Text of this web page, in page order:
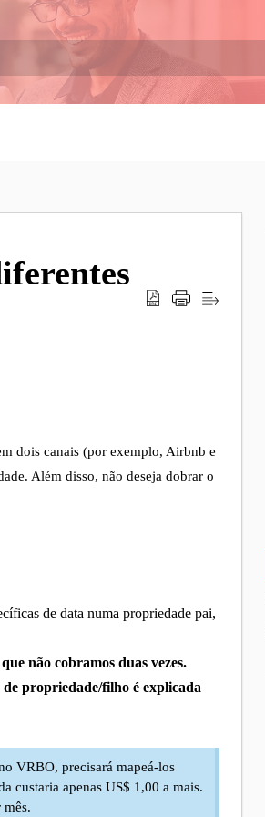
dois canais (por exemplo, Airbnb e
Além disso, não deseja dobrar o
de data numa propriedade pai,
não cobramos duas vezes.
propriedade/filho é explicada
VRBO, precisará mapeá-los
custaria apenas US$ 1,00 a mais.